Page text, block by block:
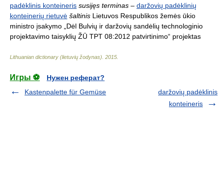
padėklinis konteineris susijęs terminas – daržovių padėklinių
konteinerių rietuvė šaltinis Lietuvos Respublikos žemės ūkio
ministro įsakymo „Dėl Bulvių ir daržovių sandėlių technologinio
projektavimo taisyklių ŽŪ TPT 08:2012 patvirtinimo“ projektas
Lithuanian dictionary (lietuvių žodynas) 2015
Игры ⚽
Нужен реферат?
Kastenpalette für Gemüse
daržovių padėklinis
konteineris